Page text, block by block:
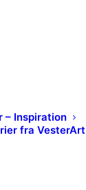
– Inspiration
fra VesterArt